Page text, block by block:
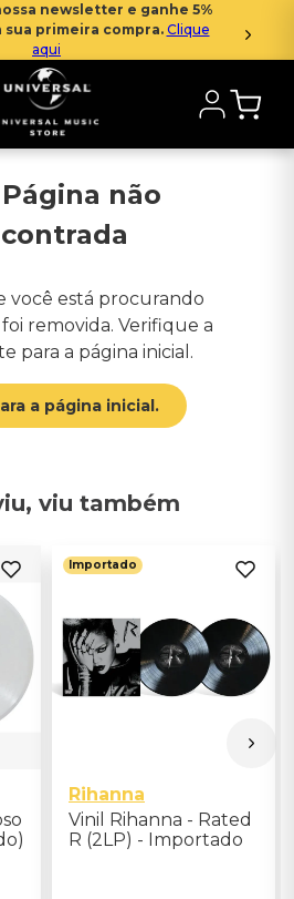
newsletter e ganhe 5%
primeira compra. Clique
aqui
não
você está procurando
removida. Verifique a
para a página inicial.
a página inicial.
viu também
Importado
Rihanna
Vinil Rihanna - Rated
R (2LP) - Importado